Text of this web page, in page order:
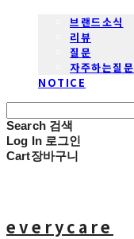
브랜드소식
리뷰
질문
자주하는질문
NOTICE
Search 검색
Log In 로그인
Cart장바구니
everycare